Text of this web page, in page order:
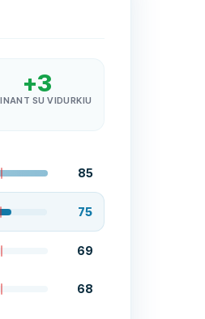
+3
SU VIDURKIU
85
75
69
68